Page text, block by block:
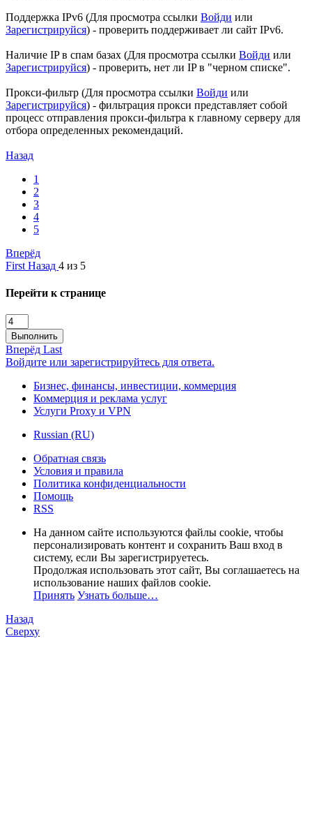
Поддержка IPv6 (Для просмотра ссылки Войди или
Зарегистрируйся) - проверить поддерживает ли сайт IPv6.
Наличие IP в спам базах (Для просмотра ссылки Войди или
Зарегистрируйся) - проверить, нет ли IP в "черном списке".
Прокси-фильтр (Для просмотра ссылки Войди или
Зарегистрируйся) - фильтрация прокси представляет собой
процесс отправления прокси-фильтра к главному серверу для
отбора определенных рекомендаций.
Назад
1
2
3
4
5
Вперёд
First Назад 4 из 5
Перейти к странице
Выполнить
Вперёд Last
Войдите или зарегистрируйтесь для ответа.
Бизнес, финансы, инвестиции, коммерция
Коммерция и реклама услуг
Услуги Proxy и VPN
Russian (RU)
Обратная связь
Условия и правила
Политика конфиденциальности
Помощь
RSS
На данном сайте используются файлы cookie, чтобы
персонализировать контент и сохранить Ваш вход в
систему, если Вы зарегистрируетесь.
Продолжая использовать этот сайт, Вы соглашаетесь на
использование наших файлов cookie.
Принять Узнать больше…
Назад
Сверху